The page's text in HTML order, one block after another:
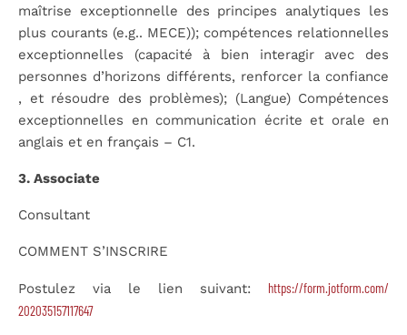
maîtrise exceptionnelle des principes analytiques les
plus courants (e.g.. MECE)); compétences relationnelles
exceptionnelles (capacité à bien interagir avec des
personnes d’horizons différents, renforcer la confiance
, et résoudre des problèmes); (Langue) Compétences
exceptionnelles en communication écrite et orale en
anglais et en français – C1.
3. Associate
Consultant
COMMENT S’INSCRIRE
Postulez via le lien suivant: https://form.jotform.com/
202035157117647